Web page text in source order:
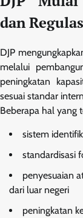
dan
DJP
melalui
peningkatan
sesuai standar
Beberapa hal yang
sistem
standardisasi
penyesuaian
dari luar negeri
peningkatan